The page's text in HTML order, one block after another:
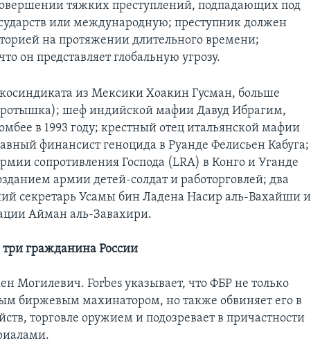
тяжких преступлений, подпадающих под
или международную; преступник должен
на протяжении длительного времени;
он представляет глобальную угрозу.
из Мексики Хоакин Гусман, больше
шеф индийской мафии Давуд Ибрагим,
в 1993 году; крестный отец итальянской мафии
финансист геноцида в Руанде Фелисьен Кабуга;
сопротивления Господа (LRA) в Конго и Уганде
армии детей-солдат и работорговлей; два
секретарь Усамы бин Ладена Насир аль-Вахайши и
Айман аль-Завахири.
гражданина России
Могилевич. Forbes указывает, что ФБР не только
биржевым махинатором, но также обвиняет его в
торговле оружием и подозревает в причастности